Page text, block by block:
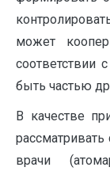
может
соответствии
быть частью
В качестве
врачи